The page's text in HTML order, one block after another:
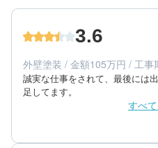
3.6
外壁塗装 / 金額105万円 / 工事
誠実な仕事をされて、最後には
足してます。
すべ
満足度 4